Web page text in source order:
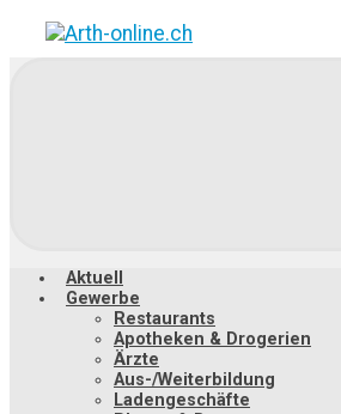
Zum
Hauptinhalt
Aktuell
Gewerbe
Restaurants
Apotheken & Drogerien
Ärzte
Aus-/Weiterbildung
Ladengeschäfte